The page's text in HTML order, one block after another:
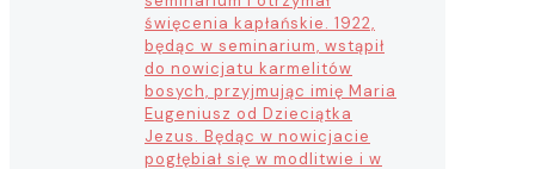
święcenia kapłańskie. 1922,
będąc w seminarium, wstąpił
do nowicjatu karmelitów
bosych, przyjmując imię Maria
Eugeniusz od Dzieciątka
Jezus. Będąc w nowicjacie
pogłębiał się w modlitwie i w